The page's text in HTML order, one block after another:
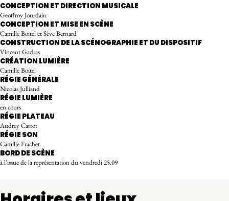
CONCEPTION ET DIRECTION MUSICALE
Geoffroy Jourdain
CONCEPTION ET MISE EN SCÈNE
Camille Boitel et Sève Bernard
CONSTRUCTION DE LA SCÉNOGRAPHIE ET DU DISPOSITIF
Vincent Gadras
CRÉATION LUMIÈRE
Camille Boitel
RÉGIE GÉNÉRALE
Nicolas Julliand
RÉGIE LUMIÈRE
en cours
RÉGIE PLATEAU
Audrey Carrot
RÉGIE SON
Camille Frachet
BORD DE SCÈNE
à l’issue de la représentation du vendredi 25.09